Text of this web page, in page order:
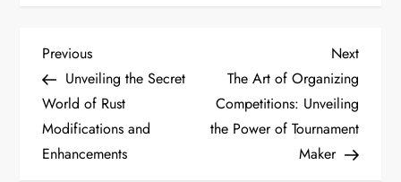
P
o
s
Previous
Post
Previous
Unveiling the Secret
World of Rust
Modifications and
Enhancements
Next
Post
Next
The Art of Organizing
Competitions: Unveiling
the Power of Tournament
Maker